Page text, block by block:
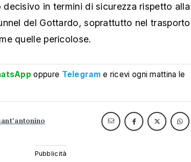
decisivo in termini di sicurezza rispetto alla
del Gottardo, soprattutto nel trasporto
quelle pericolose.
oppure Telegram e ricevi ogni mattina le